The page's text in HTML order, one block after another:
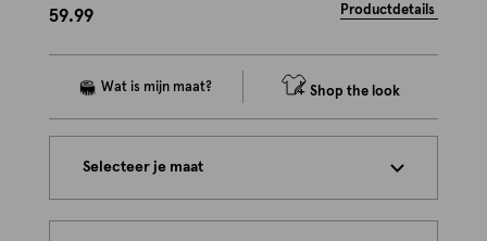
59.99 Productdetails
Shop the look
Selecteer je maat